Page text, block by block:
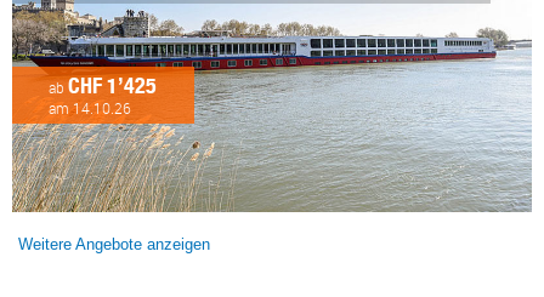
ab CHF 1’425
am 14.10.26
Weitere Angebote anzeigen